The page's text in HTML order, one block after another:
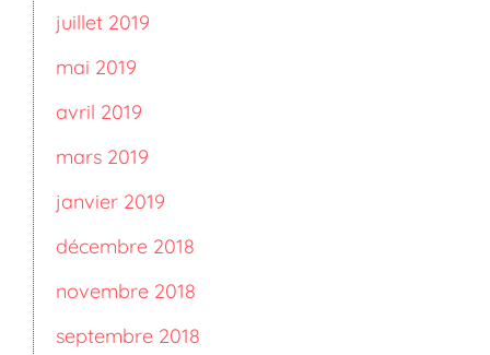
juillet 2019
mai 2019
avril 2019
mars 2019
janvier 2019
décembre 2018
novembre 2018
septembre 2018